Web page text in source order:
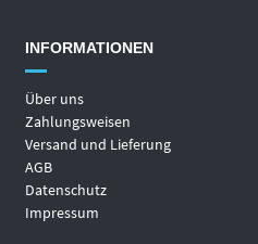
INFORMATIONEN
Über uns
Zahlungsweisen
Versand und Lieferung
AGB
Datenschutz
Impressum